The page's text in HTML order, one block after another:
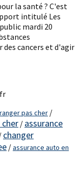
la santé ? C'est
intitulé Les
mardi 20
des cancers et d'agir
pas cher /
/ assurance
changer
/assurance auto en